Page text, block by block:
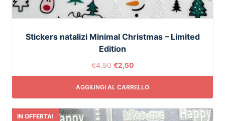
Stickers natalizi Minimal Christmas – Limited
Edition
€4,90 €2,50
AGGIUNGI AL CARRELLO
IN OFFERTA!